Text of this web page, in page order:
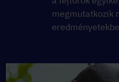
megmutatkozik